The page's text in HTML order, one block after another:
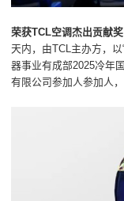
荣获TCL空调杰出贡献
天内，由TCL主办方，
器事业有成部2025冷年
有限公司参加人参加人，